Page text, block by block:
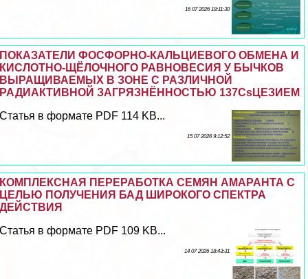
16 07 2026 18:11:30
ПОКАЗАТЕЛИ ФОСФОРНО-КАЛЬЦИЕВОГО ОБМЕНА И
КИСЛОТНО-ЩЁЛОЧНОГО РАВНОВЕСИЯ У БЫЧКОВ
ВЫРАЩИВАЕМЫХ В ЗОНЕ С РАЗЛИЧНОЙ
РАДИАКТИВНОЙ ЗАГРЯЗНЁННОСТЬЮ 137CsЦЕЗИЕМ
Статья в формате PDF 114 KB...
15 07 2026 9:12:52
КОМПЛЕКСНАЯ ПЕРЕРАБОТКА СЕМЯН АМАРАНТА С
ЦЕЛЬЮ ПОЛУЧЕНИЯ БАД ШИРОКОГО СПЕКТРА
ДЕЙСТВИЯ
Статья в формате PDF 109 KB...
14 07 2026 18:43:31